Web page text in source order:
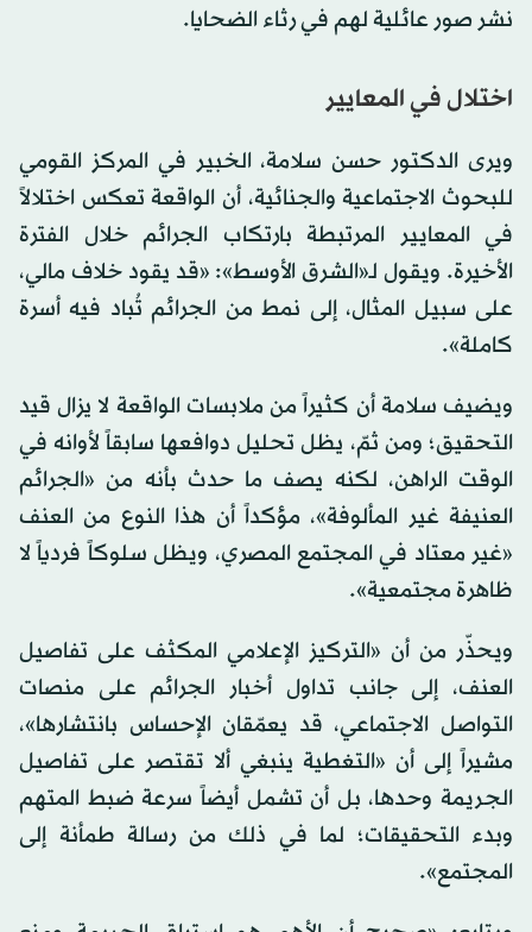
لمقتل أفراد الأسرة، لا سيما الابنتين، بينما أعاد آخرون
ويرى الدكتور حسن سلامة، الخبير في المركز القومي
للبحوث الاجتماعية والجنائية، أن الواقعة تعكس اختلالاً
في المعايير المرتبطة بارتكاب الجرائم خلال الفترة
الأخيرة. ويقول لـ«الشرق الأوسط»: «قد يقود خلاف مالي،
على سبيل المثال، إلى نمط من الجرائم تُباد فيه أسرة
ويضيف سلامة أن كثيراً من ملابسات الواقعة لا يزال قيد
التحقيق؛ ومن ثمّ، يظل تحليل دوافعها سابقاً لأوانه في
الوقت الراهن، لكنه يصف ما حدث بأنه من «الجرائم
العنيفة غير المألوفة»، مؤكداً أن هذا النوع من العنف
«غير معتاد في المجتمع المصري، ويظل سلوكاً فردياً لا
ظاهرة مجتمعية».
ويحذّر من أن «التركيز الإعلامي المكثف على تفاصيل
العنف، إلى جانب تداول أخبار الجرائم على منصات
التواصل الاجتماعي، قد يعمّقان الإحساس بانتشارها»،
مشيراً إلى أن «التغطية ينبغي ألا تقتصر على تفاصيل
الجريمة وحدها، بل أن تشمل أيضاً سرعة ضبط المتهم
وبدء التحقيقات؛ لما في ذلك من رسالة طمأنة إلى